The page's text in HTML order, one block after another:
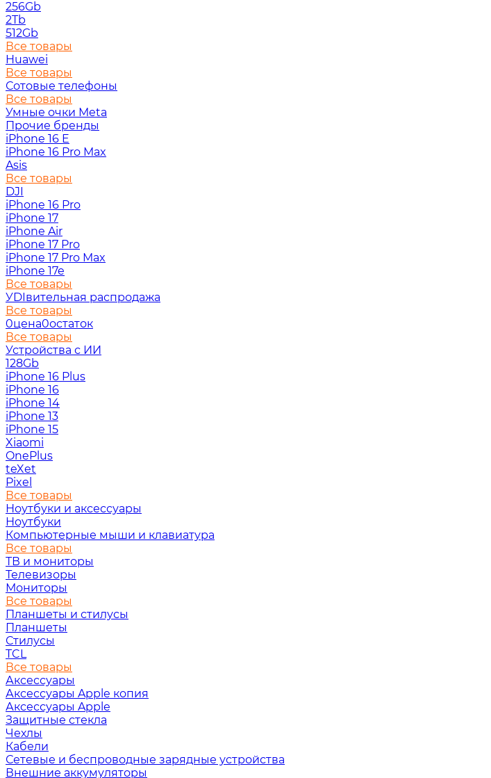
256Gb
2Tb
512Gb
Все товары
Huawei
Все товары
Сотовые телефоны
Все товары
Умные очки Meta
Прочие бренды
iPhone 16 E
iPhone 16 Pro Max
Asis
Все товары
DJI
iPhone 16 Pro
iPhone 17
iPhone Air
iPhone 17 Pro
iPhone 17 Pro Max
iPhone 17e
Все товары
УDIвительная распродажа
Все товары
0цена0остаток
Все товары
Устройства с ИИ
128Gb
iPhone 16 Plus
iPhone 16
iPhone 14
iPhone 13
iPhone 15
Xiaomi
OnePlus
teXet
Pixel
Все товары
Ноутбуки и аксессуары
Ноутбуки
Компьютерные мыши и клавиатура
Все товары
ТВ и мониторы
Телевизоры
Мониторы
Все товары
Планшеты и стилусы
Планшеты
Стилусы
TCL
Все товары
Аксессуары
Аксессуары Apple копия
Аксессуары Apple
Защитные стекла
Чехлы
Кабели
Сетевые и беспроводные зарядные устройства
Внешние аккумуляторы